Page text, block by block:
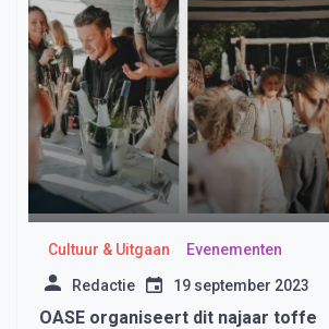
Cultuur & Uitgaan Evenementen
Redactie 19 september 2023
OASE organiseert dit najaar toffe